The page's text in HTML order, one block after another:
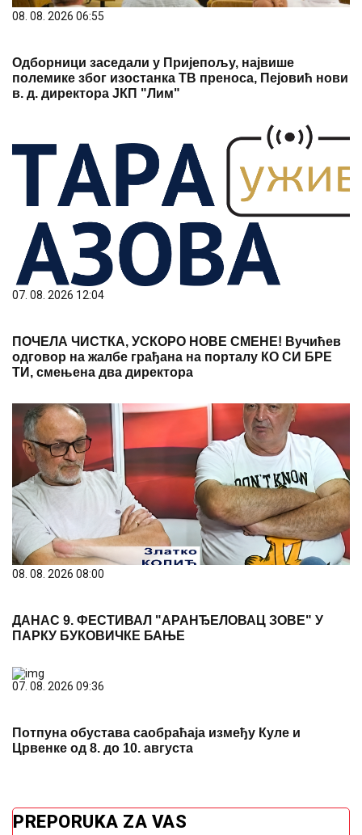
08. 08. 2026 06:55
Одборници заседали у Пријепољу, највише
полемике због изостанка ТВ преноса, Пејовић нови
в. д. директора ЈКП "Лим"
07. 08. 2026 12:04
ПОЧЕЛА ЧИСТКА, УСКОРО НОВЕ СМЕНЕ! Вучићев
одговор на жалбе грађана на порталу КО СИ БРЕ
ТИ, смењена два директора
08. 08. 2026 08:00
ДАНАС 9. ФЕСТИВАЛ "АРАНЂЕЛОВАЦ ЗОВЕ" У
ПАРКУ БУКОВИЧКЕ БАЊЕ
07. 08. 2026 09:36
Потпуна обустава саобраћаја између Куле и
Црвенке од 8. до 10. августа
PREPORUKA ZA VAS